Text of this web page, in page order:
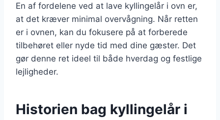
En af fordelene ved at lave kyllingelår i ovn er,
at det kræver minimal overvågning. Når retten
er i ovnen, kan du fokusere på at forberede
tilbehøret eller nyde tid med dine gæster. Det
gør denne ret ideel til både hverdag og festlige
lejligheder.
Historien bag kyllingelår i